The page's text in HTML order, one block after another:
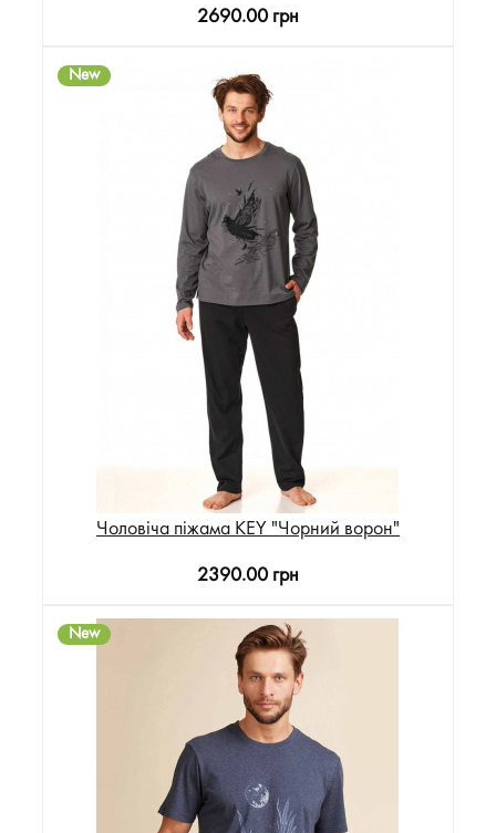
2690.00 грн
New
Чоловіча піжама KEY "Чорний ворон"
2390.00 грн
New